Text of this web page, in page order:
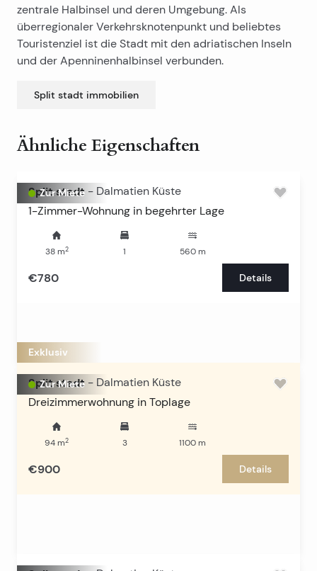
zentrale Halbinsel und deren Umgebung. Als
überregionaler Verkehrsknotenpunkt und beliebtes
Touristenziel ist die Stadt mit den adriatischen Inseln
und der Apenninenhalbinsel verbunden.
Split stadt immobilien
Ähnliche Eigenschaften
Zur Miete
Split stadt - Dalmatien Küste
1-Zimmer-Wohnung in begehrter Lage
38m2 1 560m
€780 Details
Zur Miete
Exklusiv
Split stadt - Dalmatien Küste
Dreizimmerwohnung in Toplage
94 m2 3 1100 m
€900 Details